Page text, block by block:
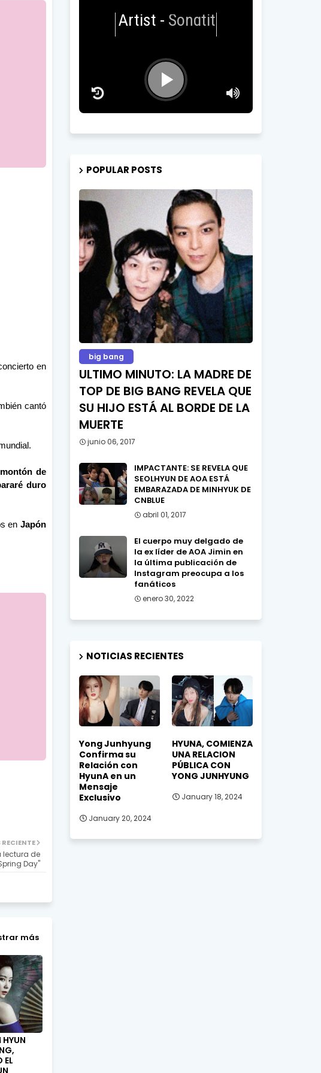
en
cantó
de
duro
en Japón
lectura de
Day"
más
HYUN
EL
Artist-Songtitle
POPULAR POSTS
big bang
ULTIMO MINUTO: LA MADRE DE
TOP DE BIG BANG REVELA QUE
SU HIJO ESTÁ AL BORDE DE LA
MUERTE
junio 06, 2017
IMPACTANTE: SE REVELA QUE
SEOLHYUN DE AOA ESTÁ
EMBARAZADA DE MINHYUK DE
CNBLUE
abril 01, 2017
El cuerpo muy delgado de
la ex líder de AOA Jimin en
la última publicación de
Instagram preocupa a los
fanáticos
enero 30, 2022
NOTICIAS RECIENTES
Yong Junhyung
Confirma su
Relación con
HyunA en un
Mensaje
Exclusivo
January 20, 2024
HYUNA, COMIENZA
UNA RELACION
PÚBLICA CON
YONG JUNHYUNG
January 18, 2024